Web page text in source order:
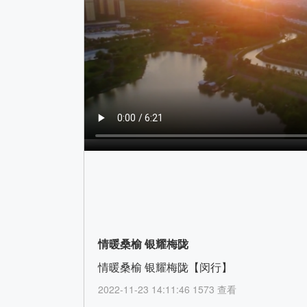
情暖桑榆 银耀梅陇
情暖桑榆 银耀梅陇【闵行】
2022-11-23 14:11:46 1573 查看